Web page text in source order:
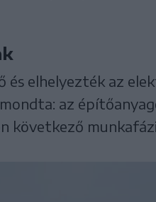
elhelyezték az
az
következő